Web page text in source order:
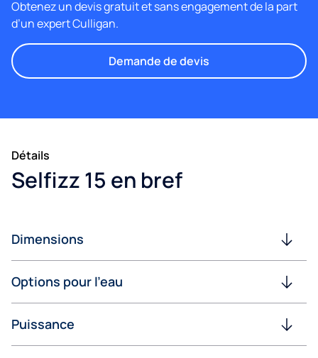
Obtenez un devis gratuit et sans engagement de la part
d’un expert Culligan.
Demande de devis
Détails
Selfizz 15 en bref
Dimensions
Options pour l'eau
Puissance